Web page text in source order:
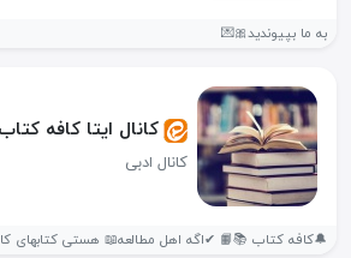
به ما بپیوندید🎀💌
کانال ایتا کافه کتاب
کانال ادبی
🔔کافه کتاب 📚📙 ✔اگه اهل مطالعه📖 هستی کتابهای